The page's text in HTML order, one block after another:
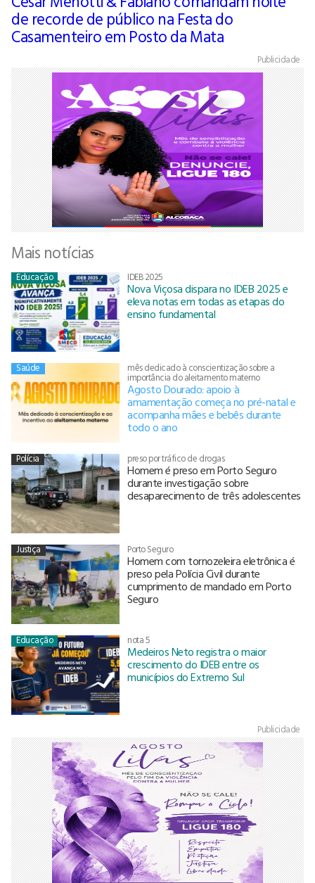
de recorde de público na Festa do
Casamenteiro em Posto da Mata
Publicidade
Mais notícias
Educação IDEB 2025
Nova Viçosa dispara no IDEB 2025 e
eleva notas em todas as etapas do
ensino fundamental
Saúde mês dedicado à conscientização sobre a
importância do aleitamento materno
Agosto Dourado: apoio à
amamentação começa no pré-natal e
acompanha mães e bebês durante
todo o ano
Polícia preso por tráfico de drogas
Homem é preso em Porto Seguro
durante investigação sobre
desaparecimento de três adolescentes
Justiça Porto Seguro
Homem com tornozeleira eletrônica é
preso pela Polícia Civil durante
cumprimento de mandado em Porto
Seguro
Educação nota 5
Medeiros Neto registra o maior
crescimento do IDEB entre os
municípios do Extremo Sul
Publicidade